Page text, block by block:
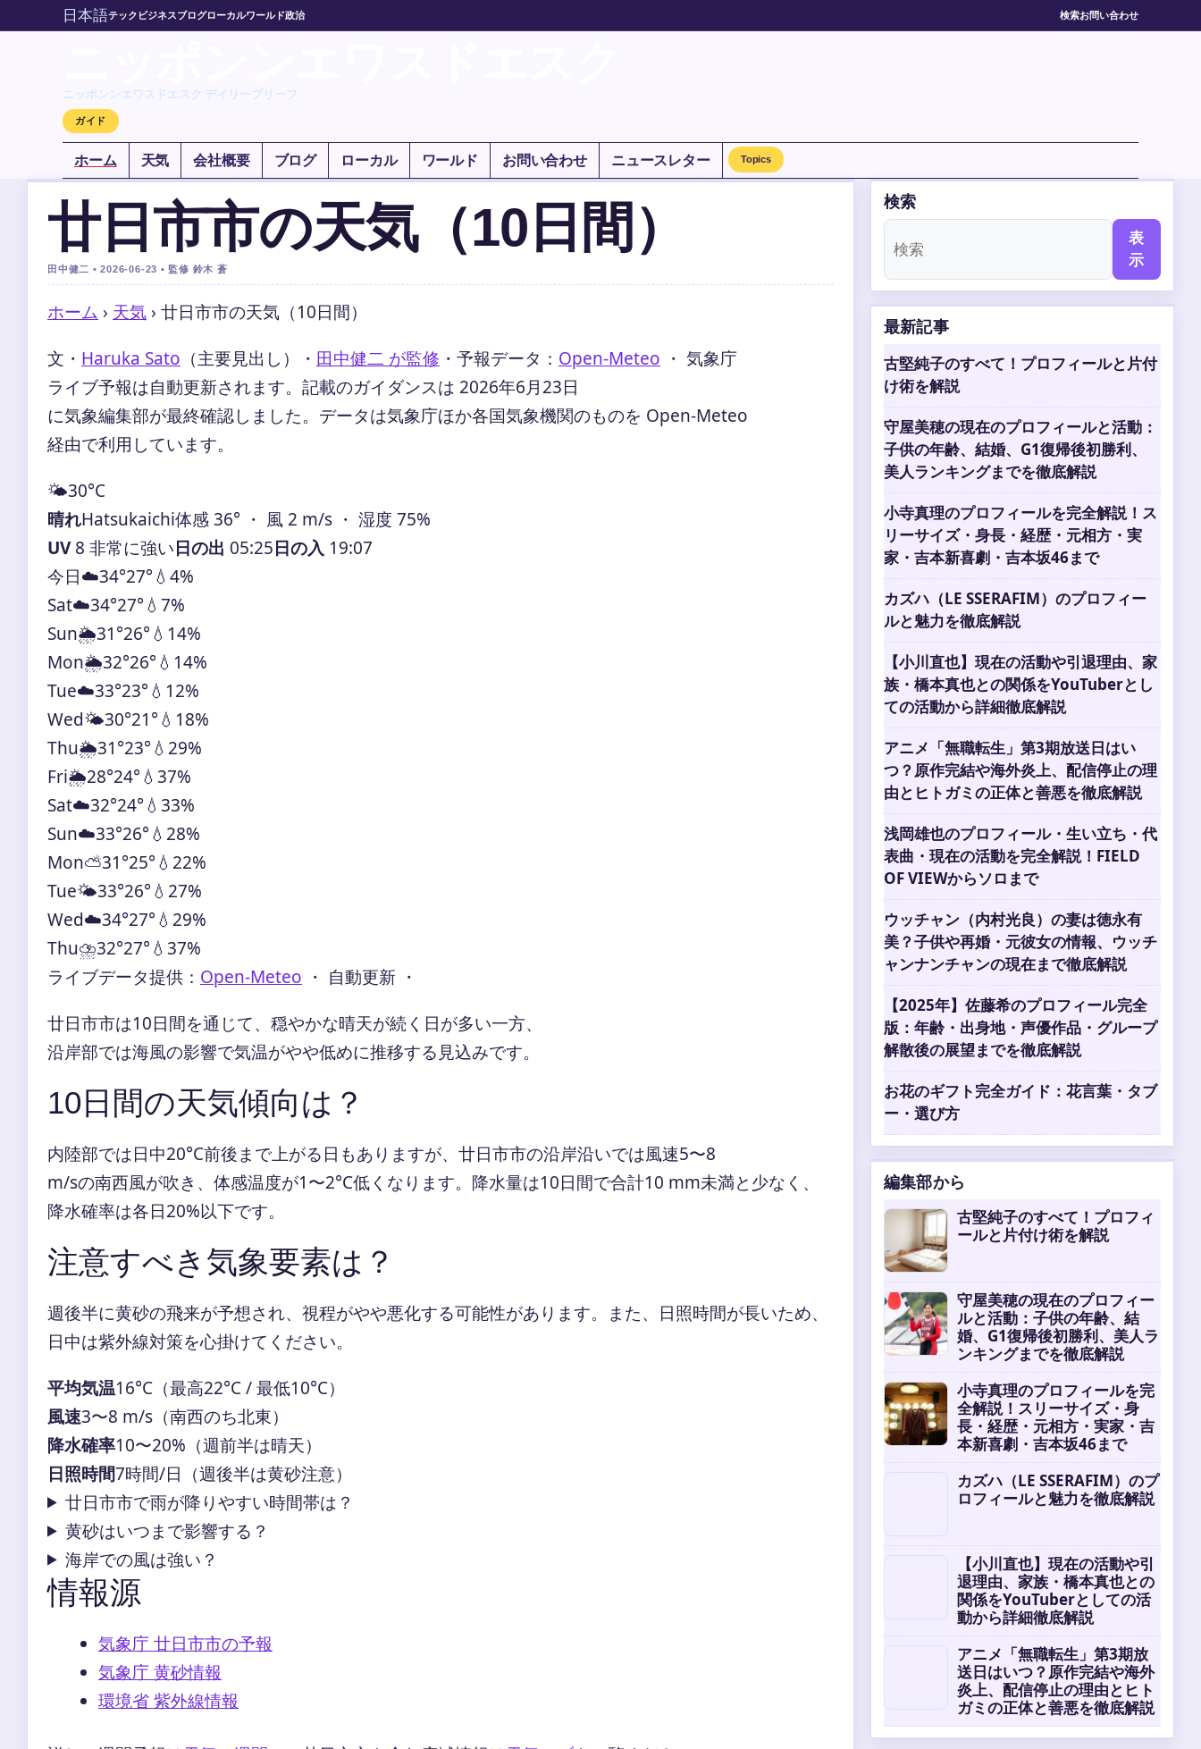
日本語テック ビジネスブログローカルワールド政治 検索お問い合わせ
ニッポンンエワスドエスク デイリーブリーフ
ガイド
ホーム 天気 会社概要 ブログ ローカル ワールド お問い合わせ ニュースレター Topics
廿日市市の天気（10日間）
田中健二 • 2026-06-23 • 監修 鈴木 蒼
ホーム › 天気 › 廿日市市の天気（10日間）
文・ Haruka Sato （主要見出し） ・ 田中健二 が監修 ・ 予報データ： Open-Meteo ・ 気象庁
ライブ予報は自動更新されます。記載のガイダンスは 2026年6月23日
に気象編集部が最終確認しました。データは気象庁ほか各国気象機関のものを Open-Meteo
経由で利用しています。
🌤️30°C
晴れHatsukaichi体感 36° ・ 風 2 m/s ・ 湿度 75%
UV8 非常に強い日の出 05:25日の入 19:07
今日☁️34°27°💧4%
Sat☁️34°27°💧7%
Sun🌦️31°26°💧14%
Mon🌦️32°26°💧14%
Tue☁️33°23°💧12%
Wed🌤️30°21°💧18%
Thu🌦️31°23°💧29%
Fri🌦️28°24°💧37%
Sat☁️32°24°💧33%
Sun☁️33°26°💧28%
Mon⛅31°25°💧22%
Tue🌤️33°26°💧27%
Wed☁️34°27°💧29%
Thu⛈️32°27°💧37%
ライブデータ提供： Open-Meteo ・ 自動更新 ・
廿日市市は10日間を通じて、穏やかな晴天が続く日が多い一方、
沿岸部では海風の影響で気温がやや低めに推移する見込みです。
10日間の天気傾向は？
内陸部では日中20°C前後まで上がる日もありますが、廿日市市の沿岸沿いでは風速5〜8
m/sの南西風が吹き、体感温度が1〜2°C低くなります。降水量は10日間で合計10 mm未満と少なく、
降水確率は各日20%以下です。
注意すべき気象要素は？
週後半に黄砂の飛来が予想され、視程がやや悪化する可能性があります。また、日照時間が長いため、
日中は紫外線対策を心掛けてください。
平均気温16°C（最高22°C / 最低10°C）
風速3〜8 m/s（南西のち北東）
降水確率10〜20%（週前半は晴天）
日照時間7時間/日（週後半は黄砂注意）
廿日市市で雨が降りやすい時間帯は？
黄砂はいつまで影響する？
海岸での風は強い？
情報源
気象庁 廿日市市の予報
気象庁 黄砂情報
環境省 紫外線情報
検索
表
示
最新記事
古堅純子のすべて！プロフィールと片付
け術を解説
守屋美穂の現在のプロフィールと活動：
子供の年齢、結婚、G1復帰後初勝利、
美人ランキングまでを徹底解説
小寺真理のプロフィールを完全解説！ス
リーサイズ・身長・経歴・元相方・実
家・吉本新喜劇・吉本坂46まで
カズハ（LE SSERAFIM）のプロフィー
ルと魅力を徹底解説
【小川直也】現在の活動や引退理由、家
族・橋本真也との関係をYouTuberとし
ての活動から詳細徹底解説
アニメ「無職転生」第3期放送日はい
つ？原作完結や海外炎上、配信停止の理
由とヒトガミの正体と善悪を徹底解説
浅岡雄也のプロフィール・生い立ち・代
表曲・現在の活動を完全解説！FIELD
OF VIEWからソロまで
ウッチャン（内村光良）の妻は徳永有
美？子供や再婚・元彼女の情報、ウッチ
ャンナンチャンの現在まで徹底解説
【2025年】佐藤希のプロフィール完全
版：年齢・出身地・声優作品・グループ
解散後の展望までを徹底解説
お花のギフト完全ガイド：花言葉・タブ
ー・選び方
編集部から
古堅純子のすべて！プロフィ
ールと片付け術を解説
守屋美穂の現在のプロフィー
ルと活動：子供の年齢、結
婚、G1復帰後初勝利、美人ラ
ンキングまでを徹底解説
小寺真理のプロフィールを完
全解説！スリーサイズ・身
長・経歴・元相方・実家・吉
本新喜劇・吉本坂46まで
カズハ（LE SSERAFIM）のプ
ロフィールと魅力を徹底解説
【小川直也】現在の活動や引
退理由、家族・橋本真也との
関係をYouTuberとしての活
動から詳細徹底解説
アニメ「無職転生」第3期放
送日はいつ？原作完結や海外
炎上、配信停止の理由とヒト
ガミの正体と善悪を徹底解説